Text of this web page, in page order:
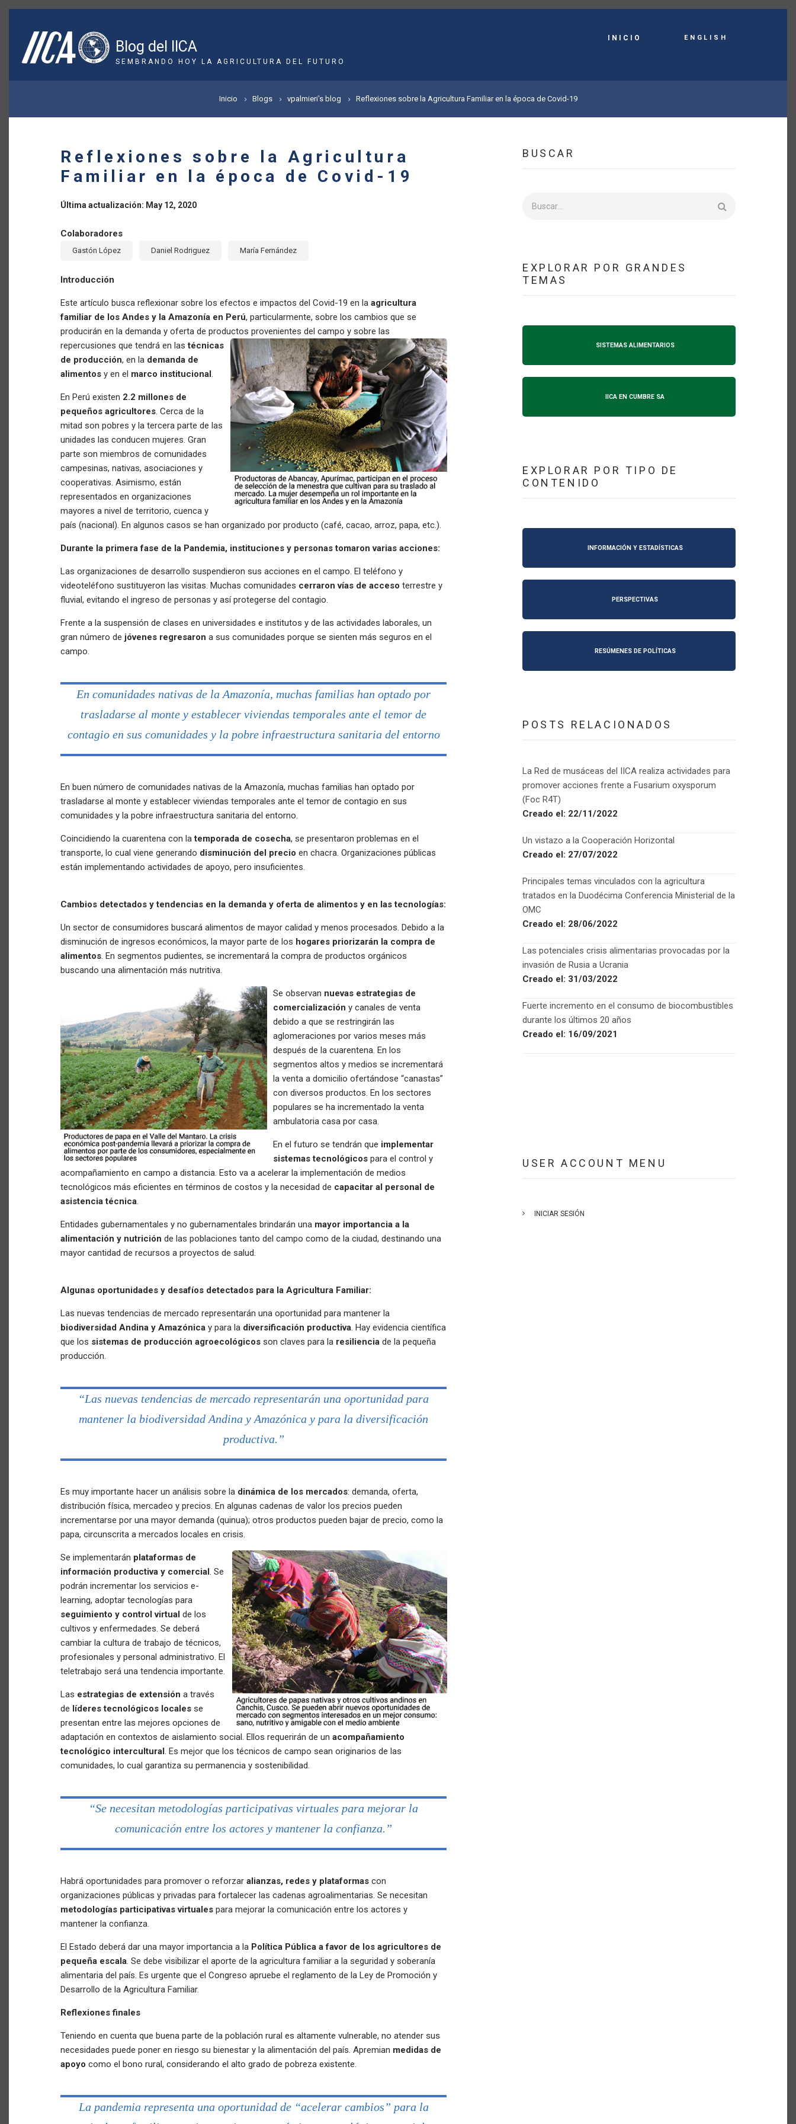
Pasar
contenido
principal
Blog del IICA
SEMBRANDO HOY LA AGRICULTURA DEL FUTURO
INICIO English
SOBRESCRIBIR
ENLACES
AYUDA
NAVEGACIÓN
Inicio Blogs vpalmieri's blog Reflexiones sobre la Agricultura Familiar en la época de Covid-19
Reflexiones sobre la Agricultura
Familiar en la época de Covid-19
Última actualización: May 12, 2020
Colaboradores
Gastón López Daniel Rodriguez María Fernández
Introducción
Este artículo busca reflexionar sobre los efectos e impactos del Covid-19 en la agricultura
familiar de los Andes y la Amazonía en Perú, particularmente, sobre los cambios que se
producirán en la demanda y oferta de productos provenientes del campo y sobre las
repercusiones que tendrá en lastécnicas
de producción, en la demanda de
alimentos y en el marco institucional.
En Perú existen 2.2 millones de
pequeños agricultores. Cerca de la
mitad son pobres y la tercera parte de las
unidades las conducen mujeres. Gran
parte son miembros de comunidades
campesinas, nativas, asociaciones y
cooperativas. Asimismo, están
representados en organizaciones
mayores a nivel de territorio, cuenca y
país (nacional). En algunos casos se han organizado por producto (café, cacao, arroz, papa, etc.).
Durante la primera fase de la Pandemia, instituciones y personas tomaron varias acciones:
Las organizaciones de desarrollo suspendieron sus acciones en el campo. El teléfono y
videoteléfono sustituyeron las visitas. Muchas comunidades cerraron vías de acceso terrestre y
fluvial, evitando el ingreso de personas y así protegerse del contagio.
Frente a la suspensión de clases en universidades e institutos y de las actividades laborales, un
gran número de jóvenes regresaron a sus comunidades porque se sienten más seguros en el
campo.
En comunidades nativas de la Amazonía, muchas familias han optado por
trasladarse al monte y establecer viviendas temporales ante el temor de
contagio en sus comunidades y la pobre infraestructura sanitaria del entorno
En buen número de comunidades nativas de la Amazonía, muchas familias han optado por
trasladarse al monte y establecer viviendas temporales ante el temor de contagio en sus
comunidades y la pobre infraestructura sanitaria del entorno.
Coincidiendo la cuarentena con latemporada de cosecha, se presentaron problemas en el
transporte, lo cual viene generando disminución del precio en chacra. Organizaciones públicas
están implementando actividades de apoyo, pero insuficientes.
Cambios detectados y tendencias en la demanda y oferta de alimentos y en las tecnologías:
Un sector de consumidores buscará alimentos de mayor calidad y menos procesados. Debido a la
disminución de ingresos económicos, la mayor parte de los hogares priorizarán la compra de
alimentos. En segmentos pudientes, se incrementará la compra de productos orgánicos
buscando una alimentación más nutritiva.
Se observan nuevas estrategias de
comercialización y canales de venta
debido a que se restringirán las
aglomeraciones por varios meses más
después de la cuarentena. En los
segmentos altos y medios se incrementará
la venta a domicilio ofertándose “canastas”
con diversos productos. En los sectores
populares se ha incrementado la venta
ambulatoria casa por casa.
En el futuro se tendrán que implementar
sistemas tecnológicos para el control y
acompañamiento en campo a distancia. Esto va a acelerar la implementación de medios
tecnológicos más eficientes en términos de costos y la necesidad de capacitar al personal de
asistencia técnica.
Entidades gubernamentales y no gubernamentales brindarán una mayor importancia a la
alimentación y nutrición de las poblaciones tanto del campo como de la ciudad, destinando una
mayor cantidad de recursos a proyectos de salud.
Algunas oportunidades y desafíos detectados para la Agricultura Familiar:
Las nuevas tendencias de mercado representarán una oportunidad para mantener la
biodiversidad Andina y Amazónica y para la diversificación productiva. Hay evidencia científica
que los sistemas de producción agroecológicos son claves para la resiliencia de la pequeña
producción.
“Las nuevas tendencias de mercado representarán una oportunidad para
mantener la biodiversidad Andina y Amazónica y para la diversificación
productiva.”
Es muy importante hacer un análisis sobre la dinámica de los mercados: demanda, oferta,
distribución física, mercadeo y precios. En algunas cadenas de valor los precios pueden
incrementarse por una mayor demanda (quinua); otros productos pueden bajar de precio, como la
papa, circunscrita a mercados locales en crisis.
Se implementarán plataformas de
información productiva y comercial. Se
podrán incrementar los servicios e-
learning, adoptar tecnologías para
seguimiento y control virtual de los
cultivos y enfermedades. Se deberá
cambiar la cultura de trabajo de técnicos,
profesionales y personal administrativo. El
teletrabajo será una tendencia importante.
Las estrategias de extensión a través
de líderes tecnológicos locales se
presentan entre las mejores opciones de
adaptación en contextos de aislamiento social. Ellos requerirán de un acompañamiento
tecnológico intercultural. Es mejor que los técnicos de campo sean originarios de las
comunidades, lo cual garantiza su permanencia y sostenibilidad.
“Se necesitan metodologías participativas virtuales para mejorar la
comunicación entre los actores y mantener la confianza.”
Habrá oportunidades para promover o reforzar alianzas, redes y plataformas con
organizaciones públicas y privadas para fortalecer las cadenas agroalimentarias. Se necesitan
metodologías participativas virtuales para mejorar la comunicación entre los actores y
mantener la confianza.
El Estado deberá dar una mayor importancia a la Política Pública a favor de los agricultores de
pequeña escala. Se debe visibilizar el aporte de la agricultura familiar a la seguridad y soberanía
alimentaria del país. Es urgente que el Congreso apruebe el reglamento de la Ley de Promoción y
Desarrollo de la Agricultura Familiar.
Reflexiones finales
Teniendo en cuenta que buena parte de la población rural es altamente vulnerable, no atender sus
necesidades puede poner en riesgo su bienestar y la alimentación del país. Apremian medidas de
apoyo como el bono rural, considerando el alto grado de pobreza existente.
La pandemia representa una oportunidad de “acelerar cambios” para la
BUSCAR
EXPLORAR POR GRANDES
TEMAS
SISTEMAS ALIMENTARIOS
IICA EN CUMBRE SA
EXPLORAR POR TIPO DE
CONTENIDO
INFORMACIÓN Y ESTADÍSTICAS
PERSPECTIVAS
RESÚMENES DE POLÍTICAS
POSTS RELACIONADOS
La Red de musáceas del IICA realiza actividades para
promover acciones frente a Fusarium oxysporum
(Foc R4T)
Creado el: 22/11/2022
Un vistazo a la Cooperación Horizontal
Creado el: 27/07/2022
Principales temas vinculados con la agricultura
tratados en la Duodécima Conferencia Ministerial de la
OMC
Creado el: 28/06/2022
Las potenciales crisis alimentarias provocadas por la
invasión de Rusia a Ucrania
Creado el: 31/03/2022
Fuerte incremento en el consumo de biocombustibles
durante los últimos 20 años
Creado el: 16/09/2021
USER ACCOUNT MENU
INICIAR SESIÓN